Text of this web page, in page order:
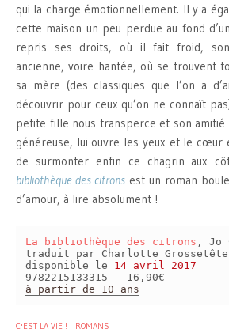
qui la charge émotionnellement. Il y a
cette maison un peu perdue au fond
repris ses droits, où il fait froid,
ancienne, voire hantée, où se trouvent
sa mère (des classiques que l’on a
découvrir pour ceux qu’on ne connaît
petite fille nous transperce et son amitié
généreuse, lui ouvre les yeux et le cœur
de surmonter enfin ce chagrin aux
bibliothèque des citrons est un roman
d’amour, à lire absolument !
La bibliothèque des citrons , Jo
traduit par Charlotte Grossetête
disponible le 14 avril 2017
9782215133315 – 16,90€
à partir de 10 ans
C'EST LA VIE ! ROMANS